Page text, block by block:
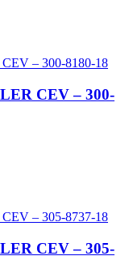
CEV – 300-
CEV – 305-